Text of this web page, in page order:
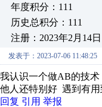
年度积分：111
历史总积分：111
注册：2023年2月14日
发表于：2023-07-06 11:48:25
我认识一个做AB的技
他人还特别好 遇到有
回复 引用 举报